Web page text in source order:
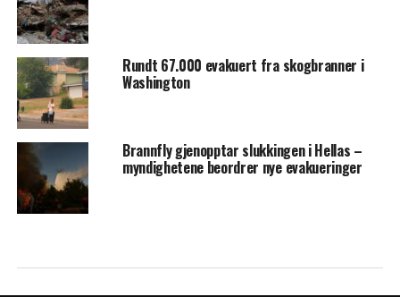
Rundt 67.000 evakuert fra skogbranner i
Washington
Brannfly gjenopptar slukkingen i Hellas –
myndighetene beordrer nye evakueringer